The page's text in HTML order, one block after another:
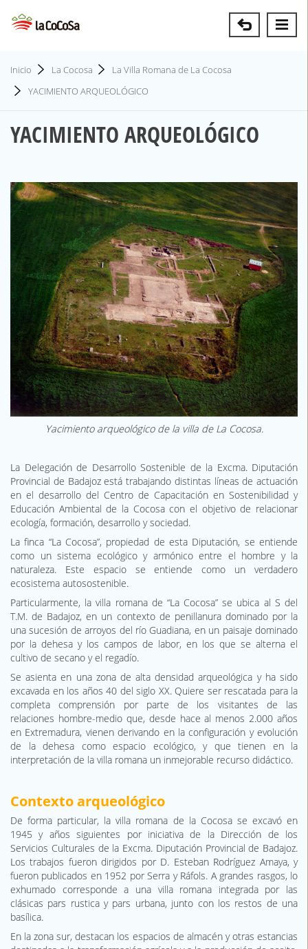
Inicio La Cocosa
La Villa Romana de La Cocosa
YACIMIENTO ARQUEOLÓGICO
YACIMIENTO ARQUEOLÓGICO
Yacimiento arqueológico de la villa de La Cocosa.
La Delegación de Desarrollo Sostenible de la Excma. Diputación
Provincial de Badajoz está trabajando distintas líneas de actuación
en el desarrollo del Centro de Capacitación en Sostenibilidad y
Educación Ambiental de la Cocosa con el objetivo de relacionar
ecología, formación, desarrollo y sociedad.
La finca “La Cocosa”, propiedad de esta Diputación, se entiende
como un sistema ecológico y armónico entre el hombre y la
naturaleza. Este espacio se entiende como un verdadero
ecosistema autosostenible.
Particularmente, la villa romana de “La Cocosa” se ubica al S del
T.M. de Badajoz, en un contexto de penillanura dominado por la
una sucesión de arroyos del río Guadiana, en un paisaje dominado
por la dehesa y los campos de labor, en los que se alterna el
cultivo de secano y el regadío.
Se asienta en una zona de alta densidad arqueológica y ha sido
excavada en los años 40 del siglo XX. Quiere ser rescatada para la
completa comprensión por parte de los visitantes de las
relaciones hombre-medio que, desde hace al menos 2.000 años
en Extremadura, vienen derivando en la configuración y evolución
de la dehesa como espacio ecológico, y que tienen en la
interpretación de la villa romana un inmejorable recurso didáctico.
Contexto arqueológico
De forma particular, la villa romana de la Cocosa se excavó en
1945 y años siguientes por iniciativa de la Dirección de los
Servicios Culturales de la Excma. Diputación Provincial de Badajoz.
Los trabajos fueron dirigidos por D. Esteban Rodríguez Amaya, y
fueron publicados en 1952 por Serra y Ráfols. A grandes rasgos, lo
exhumado corresponde a una villa romana integrada por las
clásicas pars rustica y pars urbana, junto con los restos de una
basílica.
En la zona sur, destacan los espacios de almacén y otras estancias